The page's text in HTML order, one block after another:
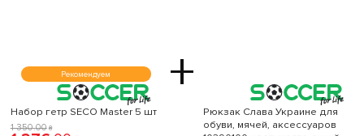
Рекомендуем +
Набор гетр SECO Master 5 шт
1 350.00 ₴
Рюкзак Слава Украине для
обуви, мячей, аксессуаров